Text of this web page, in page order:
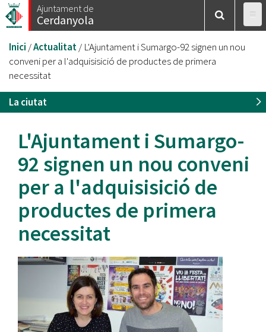
Vés
al
Ajuntament de
Cerdanyola
Esteu
aquí
Inici /Actualitat/ L'Ajuntament i Sumargo-92 signen un nou
conveni per a l'adquisisició de productes de primera
necessitat
La ciutat
L'Ajuntament i Sumargo-
92 signen un nou conveni
per a l'adquisisició de
productes de primera
necessitat